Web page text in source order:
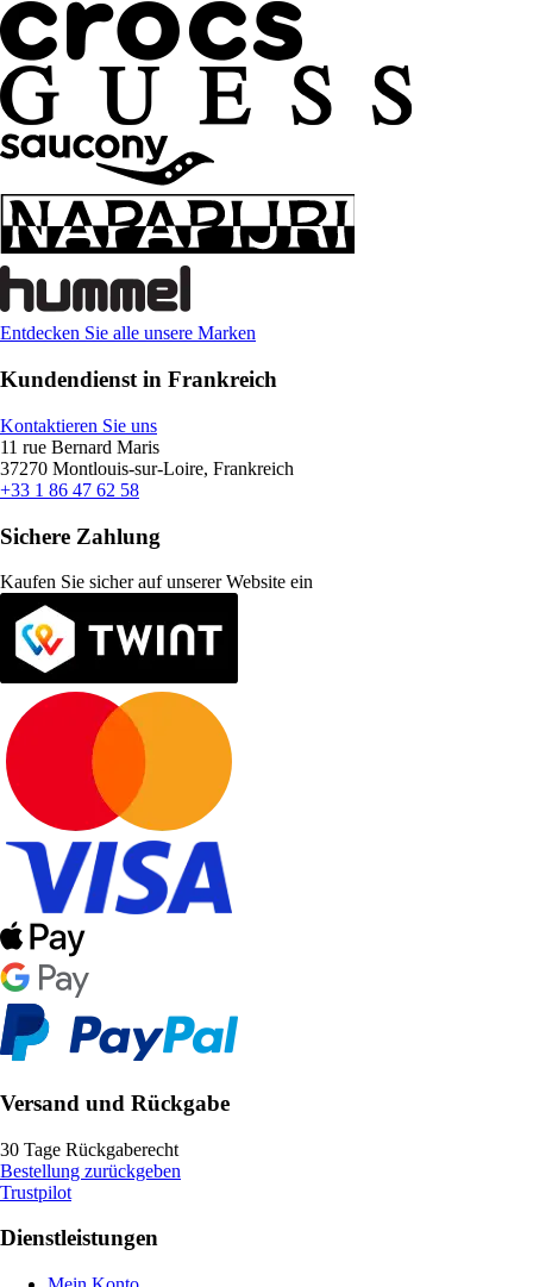
Entdecken Sie alle unsere Marken
Kundendienst in Frankreich
Kontaktieren Sie uns
11 rue Bernard Maris
37270 Montlouis-sur-Loire, Frankreich
+33 1 86 47 62 58
Sichere Zahlung
Kaufen Sie sicher auf unserer Website ein
Versand und Rückgabe
30 Tage Rückgaberecht
Bestellung zurückgeben
Trustpilot
Dienstleistungen